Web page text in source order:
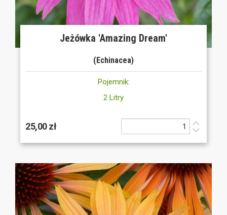
Jeżówka 'Amazing Dream'
(Echinacea)
Pojemnik:
2 Litry
25,00 zł